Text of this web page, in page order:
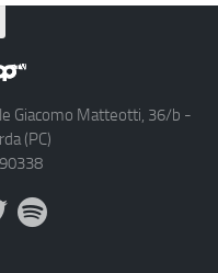
Giacomo Matteotti, 36/b -
(PC)